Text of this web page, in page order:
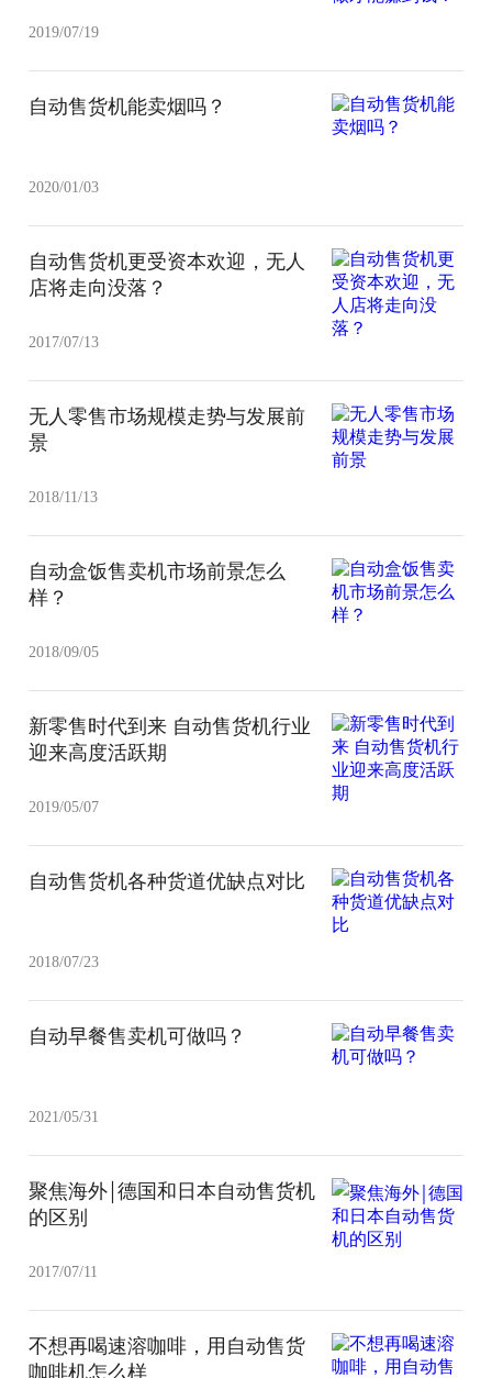
2019/07/19
自动售货机能卖烟吗？
2020/01/03
自动售货机更受资本欢迎，无人
店将走向没落？
2017/07/13
无人零售市场规模走势与发展前
景
2018/11/13
自动盒饭售卖机市场前景怎么
样？
2018/09/05
新零售时代到来 自动售货机行业
迎来高度活跃期
2019/05/07
自动售货机各种货道优缺点对比
2018/07/23
自动早餐售卖机可做吗？
2021/05/31
聚焦海外￨德国和日本自动售货机
的区别
2017/07/11
不想再喝速溶咖啡，用自动售货
咖啡机怎么样